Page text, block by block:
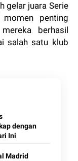
gelar juara Serie
penting
berhasil
salah satu klub
dengan
Ini
Madrid